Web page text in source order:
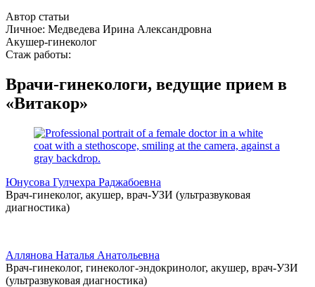
Автор статьи
Личное: Медведева Ирина Александровна
Акушер-гинеколог
Стаж работы:
Врачи-гинекологи, ведущие прием в
«Витакор»
Юнусова Гулчехра Раджабоевна
Врач-гинеколог, акушер, врач-УЗИ (ультразвуковая
диагностика)
Аллянова Наталья Анатольевна
Врач-гинеколог, гинеколог-эндокринолог, акушер, врач-УЗИ
(ультразвуковая диагностика)